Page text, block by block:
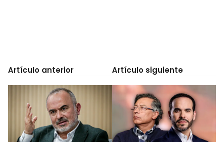
Artículo anterior Artículo siguiente